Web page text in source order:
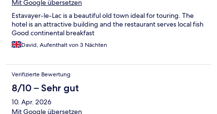
Mit Google übersetzen
Estavayer-le-Lac is a beautiful old town ideal for touring. The
hotel is an attractive building and the restaurant serves local fish
Good continental breakfast
David, Aufenthalt von 3 Nächten
Verifizierte Bewertung
8/10 – Sehr gut
10. Apr. 2026
Mit Google übersetzen